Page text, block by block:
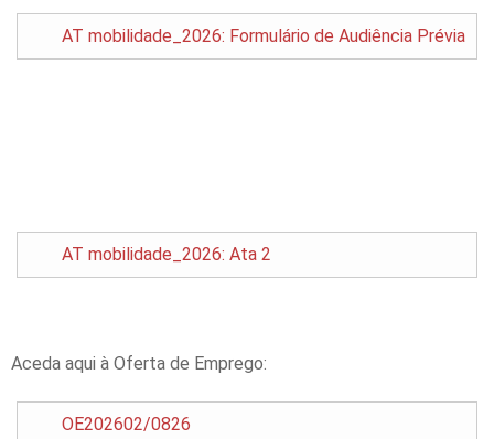
AT mobilidade_2026: Formulário de Audiência Prévia
AT mobilidade_2026: Ata 2
Aceda aqui à Oferta de Emprego:
OE202602/0826